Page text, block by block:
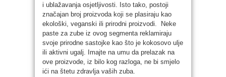
i ublažavanja osjetljivosti. Isto tako, postoji
značajan broj proizvoda koji se plasiraju kao
ekološki, veganski ili prirodni proizvodi. Neke
paste za zube iz ovog segmenta reklamiraju
svoje prirodne sastojke kao što je kokosovo ulje
ili aktivni ugalj. Imajte na umu da prelazak na
ove proizvode, iz bilo kog razloga, ne bi smjelo
ići na štetu zdravlja vaših zuba.